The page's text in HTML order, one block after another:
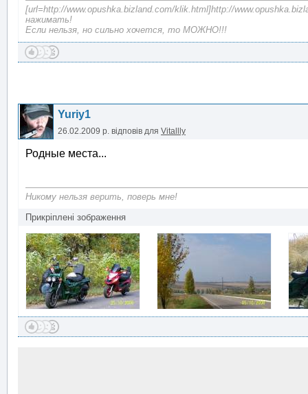
[url=http://www.opushka.bizland.com/klik.html]http://
нажимать!
Если нельзя, но сильно хочется, то МОЖНО!!!
Yuriy1
26.02.2009 р. відповів для Vitallly
Родные места...
Никому нельзя верить, поверь мне!
Прикріплені зображення